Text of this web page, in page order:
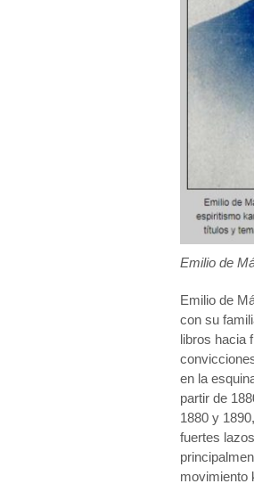
Emilio de
Emilio de
con su
libros hacia
en la
partir de
1880 y
fuertes
movimiento